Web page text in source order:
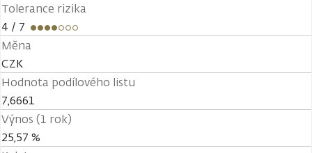
Tolerance rizika
4 / 7
Měna
CZK
Hodnota podílového listu
7,6661
Výnos (1 rok)
25,57 %